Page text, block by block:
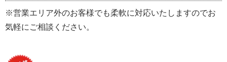
※営業エリア外のお客様でも柔軟に対応いたしますのでお
気軽にご相談ください。